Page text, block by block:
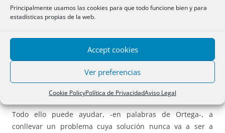
Principalmente usamos las cookies para que todo funcione bien y para
estadísticas propias de la web.
Accept cookies
Ver preferencias
Cookie PolicyPolítica de PrivacidadAviso Legal
para los sistemas educativos de todas la comunidades, que
pudieran excitar la actuación de los Tribunales a través de
principios, y cuyo marco legal podría ser definido en la
ser independientes del gobierno de turno. Algo así como lo
que sucede con los órganos del Banco de España.
Todo ello puede ayudar, -en palabras de Ortega-, a
conllevar un problema cuya solución nunca va a ser a